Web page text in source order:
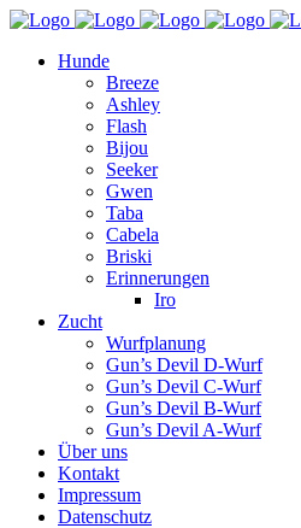
Hunde
Breeze
Ashley
Flash
Bijou
Seeker
Gwen
Taba
Cabela
Briski
Erinnerungen
Iro
Zucht
Wurfplanung
Gun’s Devil D-Wurf
Gun’s Devil C-Wurf
Gun’s Devil B-Wurf
Gun’s Devil A-Wurf
Über uns
Kontakt
Impressum
Datenschutz